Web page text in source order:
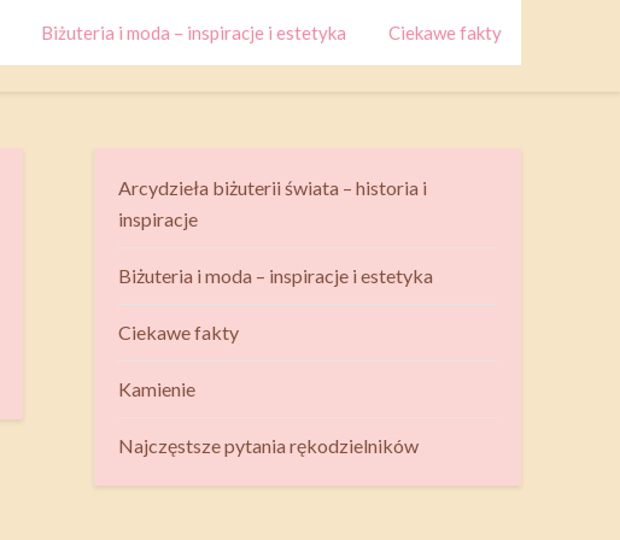
Biżuteria i moda – inspiracje i estetyka Ciekawe fakty
Arcydzieła biżuterii świata – historia i
inspiracje
Biżuteria i moda – inspiracje i estetyka
Ciekawe fakty
Kamienie
Najczęstsze pytania rękodzielników